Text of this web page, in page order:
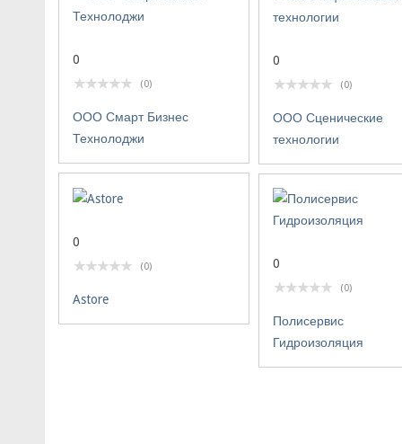
0
(0)
ООО Смарт Бизнес
Технолоджи
0
(0)
ООО Сценические
технологии
0
(0)
Astore
0
(0)
Полисервис
Гидроизоляция